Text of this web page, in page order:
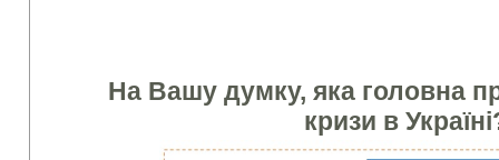
На Вашу думку, яка головна
кризи в